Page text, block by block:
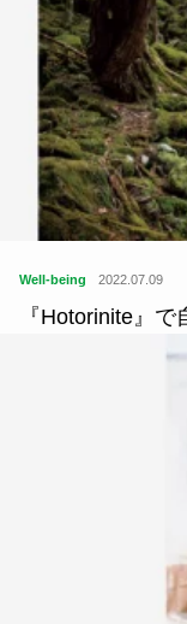
Well-being 2022.07.09
『Hotorinite』